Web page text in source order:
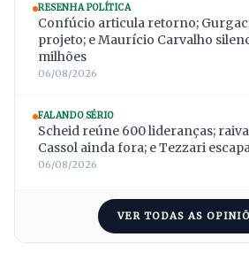
RESENHA POLÍTICA
Confúcio articula retorno;
projeto; e Maurício Carvalho
milhões
06/08/2026
FALANDO SÉRIO
Scheid reúne 600 lideranças;
Cassol ainda fora; e Tezzari
06/08/2026
VER TODAS AS